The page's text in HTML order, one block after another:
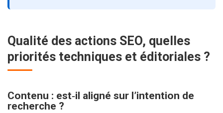
Qualité des actions SEO, quelles
priorités techniques et éditoriales ?
Contenu : est‑il aligné sur l’intention de
recherche ?